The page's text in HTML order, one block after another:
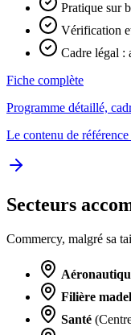
Pratique sur
Vérification
Cadre légal :
Fiche complète
Programme détaillé,
Le contenu de
Secteurs
Commercy, malgré sa
Filière
Santé